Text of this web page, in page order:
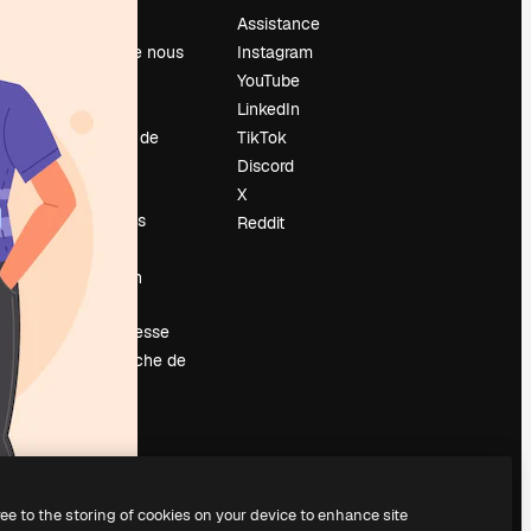
À propos de nous
Carrières
Tendances de
recherche
Blog
Événements
Vendre mon
Salle de presse
À la recherche de
Assistance
Instagram
YouTube
LinkedIn
TikTok
Discord
X
Reddit
to the storing of cookies on your device to enhance site